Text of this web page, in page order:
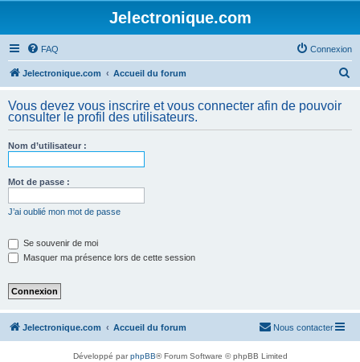
Jelectronique.com
FAQ Connexion
Jelectronique.com Accueil du forum
h
Vous devez vous inscrire et vous connecter afin de pouvoir
consulter le profil des utilisateurs.
Nom d’utilisateur :
Mot de passe :
J’ai oublié mon mot de passe
Se souvenir de moi
Masquer ma présence lors de cette session
Jelectronique.com Accueil du forum Nous contacter
Développé parphpBB® Forum Software © phpBB Limited